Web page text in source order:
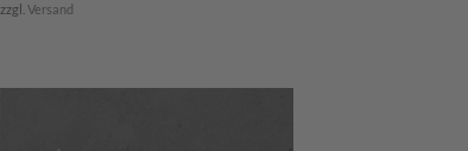
zzgl.Versand